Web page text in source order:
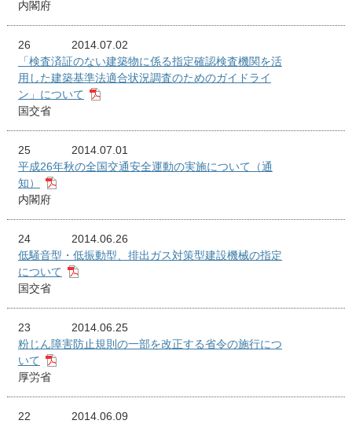
内閣府
26
2014.07.02
「検査済証のない建築物に係る指定確認検査機関を活
用した建築基準法適合状況調査のためのガイドライ
ン」について
国交省
25
2014.07.01
平成26年秋の全国交通安全運動の実施について（通
知）
内閣府
24
2014.06.26
低騒音型・低振動型、排出ガス対策型建設機械の指定
について
国交省
23
2014.06.25
粉じん障害防止規則の一部を改正する省令の施行につ
いて
厚労省
22
2014.06.09